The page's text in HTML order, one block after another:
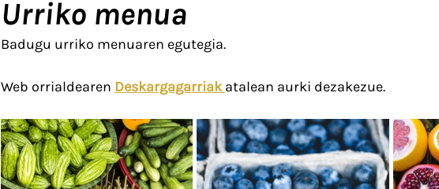
Urriko menua
Badugu urriko menuaren egutegia.
Web orrialdearen Deskargagarriak atalean aurki dezakezue.